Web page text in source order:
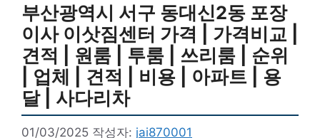
부산광역시 서구 동대신2동 포장
이사 이삿짐센터 가격 | 가격비교 |
견적 | 원룸 | 투룸 | 쓰리룸 | 순위
| 업체 | 견적 | 비용 | 아파트 | 용
달 | 사다리차
01/03/2025 작성자: jai870001